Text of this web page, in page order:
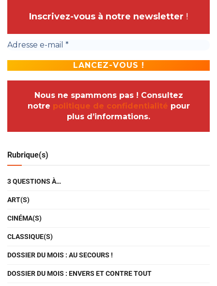
Inscrivez-vous à notre newsletter !
Nous ne spammons pas ! Consultez
notre politique de confidentialité pour
plus d’informations.
Rubrique(s)
3 QUESTIONS À…
ART(S)
CINÉMA(S)
CLASSIQUE(S)
DOSSIER DU MOIS : AU SECOURS !
DOSSIER DU MOIS : ENVERS ET CONTRE TOUT